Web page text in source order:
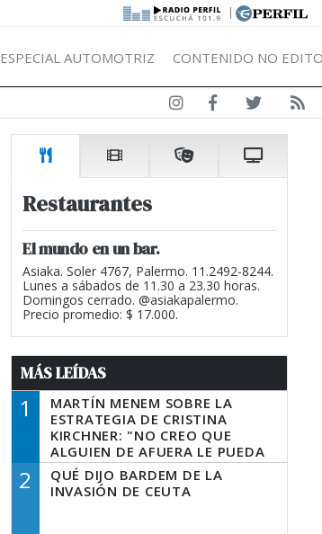
|
ESPECIAL AUTOMOTRIZ CONTENIDO NO
Restaurantes
El mundo en un bar.
Asiaka. Soler 4767, Palermo. 11.2492-8244.
Lunes a sábados de 11.30 a 23.30 horas.
Domingos cerrado. @asiakapalermo.
Precio promedio: $ 17.000.
MÁS LEÍDAS
1
MARTÍN MENEM SOBRE LA
ESTRATEGIA DE CRISTINA
KIRCHNER: "NO CREO QUE
ALGUIEN DE AFUERA LE PUEDA
DECIR A LA JUSTICIA LO QUE
TIENE QUE HACER"
2
QUÉ DIJO BARDEM DE LA
INVASIÓN DE CEUTA